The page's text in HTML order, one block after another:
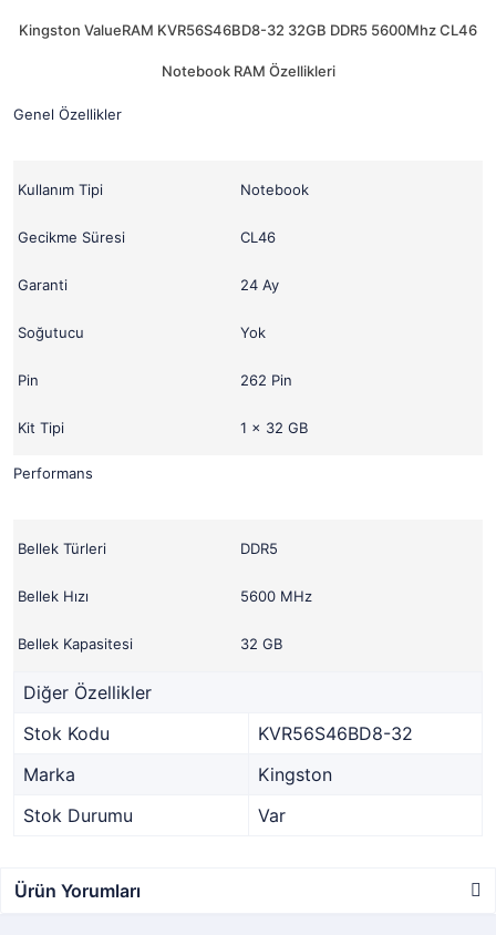
Kingston ValueRAM KVR56S46BD8-32 32GB DDR5 5600Mhz CL46
Notebook RAM Özellikleri
Genel Özellikler
Kullanım Tipi Notebook
Gecikme Süresi CL46
Garanti 24 Ay
Soğutucu Yok
Pin 262 Pin
Kit Tipi 1 x 32 GB
Performans
Bellek Türleri DDR5
Bellek Hızı 5600 MHz
Bellek Kapasitesi 32 GB
Diğer Özellikler
Stok Kodu
KVR56S46BD8-32
Marka
Kingston
Stok Durumu
Var
Ürün Yorumları